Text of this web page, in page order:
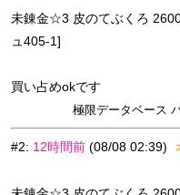
未錬金☆3 皮のてぶくろ
ュ405-1]
買い占めokです
極限データベース
#2: 12時間前 (08/08 02:39)